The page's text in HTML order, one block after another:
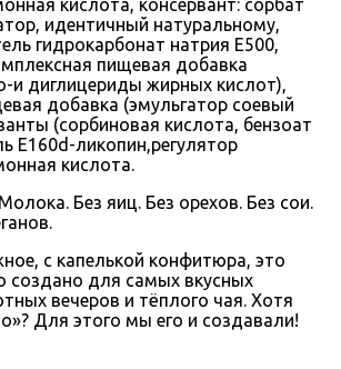
кислота, консервант: сорбат
идентичный натуральному,
гидрокарбонат натрия E500,
пищевая добавка
и диглицериды жирных кислот),
добавка (эмульгатор соевый
(сорбиновая кислота, бензоат
E160d-ликопин,регулятор
кислота.
Без яиц. Без орехов. Без сои.
с капелькой конфитюра, это
создано для самых вкусных
вечеров и тёплого чая. Хотя
Для этого мы его и создавали!